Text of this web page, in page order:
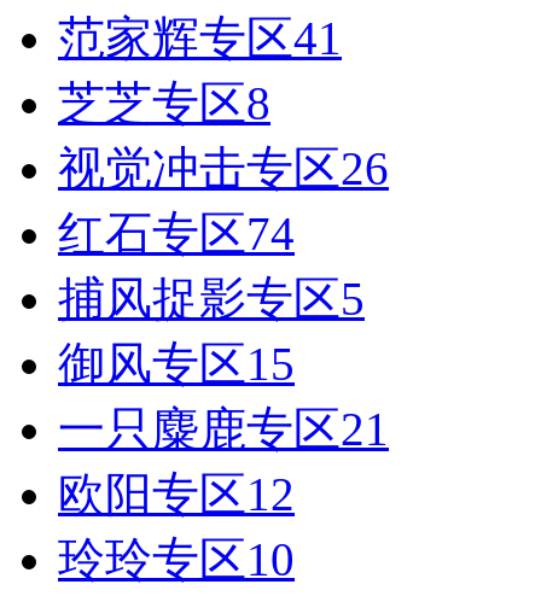
范家辉专区41
芝芝专区8
视觉冲击专区26
红石专区74
捕风捉影专区5
御风专区15
一只麋鹿专区21
欧阳专区12
玲玲专区10